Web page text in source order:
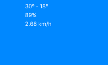
30º - 18º
89%
2.68 km/h